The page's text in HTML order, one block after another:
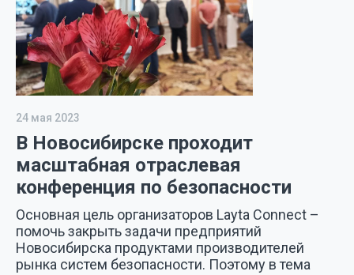
24 мая 2023
В Новосибирске проходит
масштабная отраслевая
конференция по безопасности
Основная цель организаторов Layta Connect –
помочь закрыть задачи предприятий
Новосибирска продуктами производителей
рынка систем безопасности. Поэтому в тема